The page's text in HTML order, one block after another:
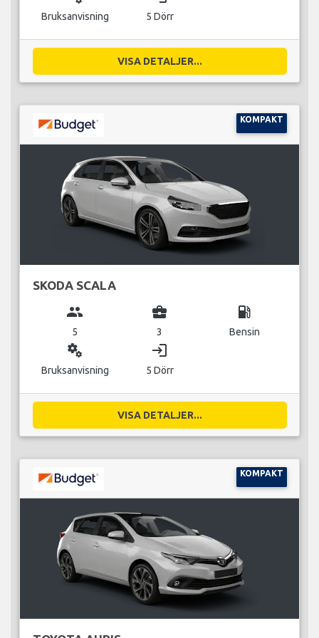
Bruksanvisning 5 Dörr
VISA DETALJER...
KOMPAKT
SKODA SCALA
group
5
business_center
3
local_gas_station
Bensin
miscellaneous_services
Bruksanvisning
login
5 Dörr
VISA DETALJER...
KOMPAKT